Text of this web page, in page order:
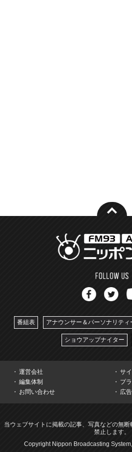
番組表 アナウンサー＆パーソナリティ
ショウアップナイター
運営会社
サ
編集体制
プ
お問い合わせ
広
当ウェブサイトに掲載の記事、写真などの無
禁止します。
Copyright Nippon Broadcasting